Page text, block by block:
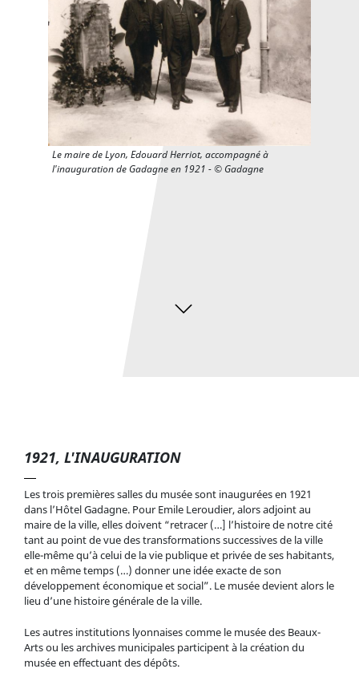
Le maire de Lyon, Edouard Herriot, accompagné à
l'inauguration de Gadagne en 1921 - © Gadagne
Le maire de Lyon, Edouard Herriot, à l'inauguration de
Gadagne en 1921 - © Gadagne
1921, L'INAUGURATION
Les trois premières salles du musée sont inaugurées en 1921
dans l’Hôtel Gadagne. Pour Emile Leroudier, alors adjoint au
maire de la ville, elles doivent “retracer (…] l’histoire de notre cité
tant au point de vue des transformations successives de la ville
elle-même qu’à celui de la vie publique et privée de ses habitants,
et en même temps (…) donner une idée exacte de son
développement économique et social”. Le musée devient alors le
lieu d’une histoire générale de la ville.
Les autres institutions lyonnaises comme le musée des Beaux-
Arts ou les archives municipales participent à la création du
musée en effectuant des dépôts.